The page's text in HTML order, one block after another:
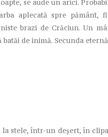
se aude un arici.
aplecată spre pământ,
brazi de Crăciun. Un
de inimă. Secunda
stele, într-un deșert, în